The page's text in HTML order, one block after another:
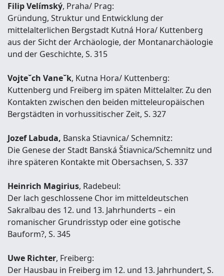
Filip Velímský, Praha/ Prag:
Gründung, Struktur und Entwicklung der
mittelalterlichen Bergstadt Kutná Hora/ Kuttenberg
aus der Sicht der Archäologie, der Montanarchäologie
und der Geschichte, S. 315
Vojte˘ch Vane˘k, Kutna Hora/ Kuttenberg:
Kuttenberg und Freiberg im späten Mittelalter. Zu den
Kontakten zwischen den beiden mitteleuropäischen
Bergstädten in vorhussitischer Zeit, S. 327
Jozef Labuda, Banska Stiavnica/ Schemnitz:
Die Genese der Stadt Banská Štiavnica/Schemnitz und
ihre späteren Kontakte mit Obersachsen, S. 337
Heinrich Magirius, Radebeul:
Der lach geschlossene Chor im mitteldeutschen
Sakralbau des 12. und 13. Jahrhunderts – ein
romanischer Grundrisstyp oder eine gotische
Bauform?, S. 345
Uwe Richter, Freiberg:
Der Hausbau in Freiberg im 12. und 13. Jahrhundert, S.